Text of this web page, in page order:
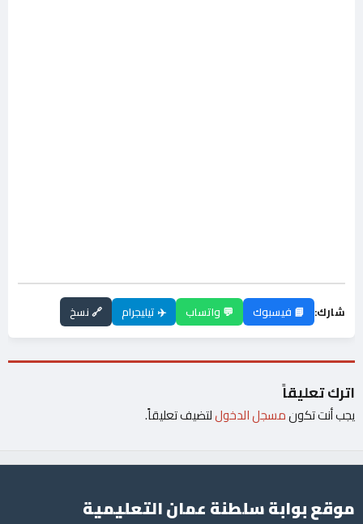
شارك: 📘 فيسبوك 💬 واتساب ✈️ تيليجرام 🔗 نسخ
اترك تعليقاً
يجب أنت تكونمسجل الدخوللتضيف تعليقاً.
موقع بوابة سلطنة عمان التعليمية